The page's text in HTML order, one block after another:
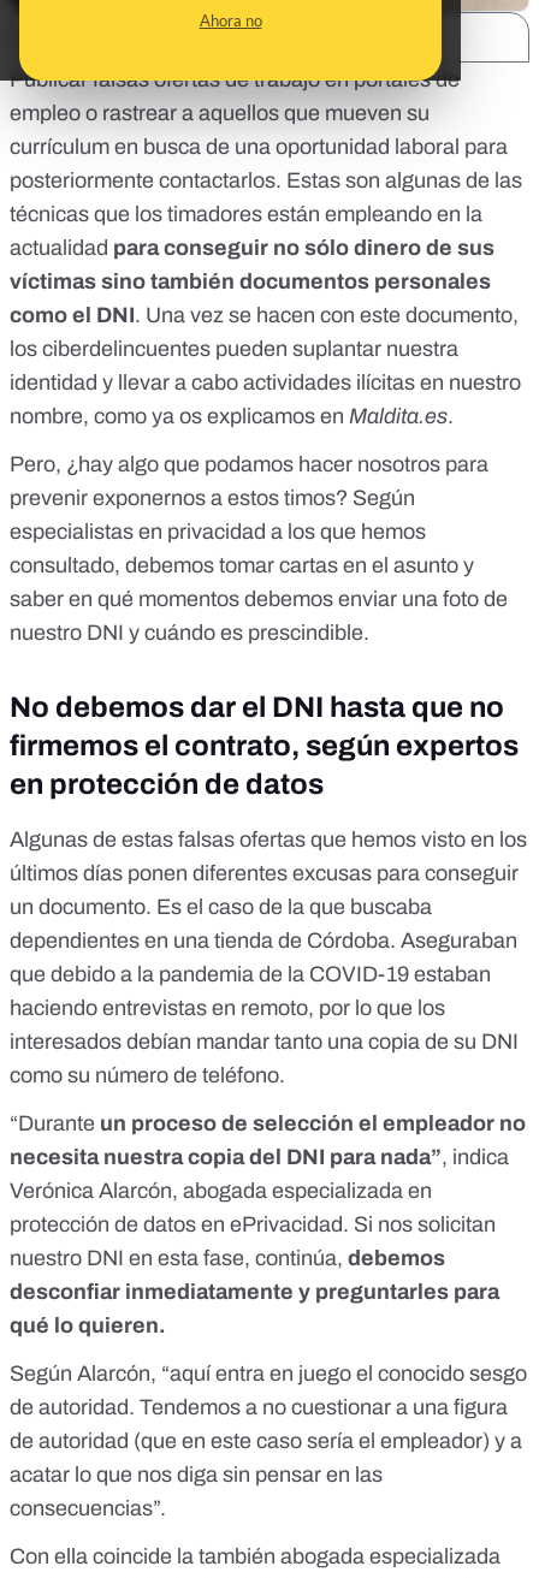
Ahora no
Publicarfalsas ofertas de trabajo en portales de
empleo o rastrear a aquellos que mueven su
currículum en busca de una oportunidad laboral para
posteriormente contactarlos. Estas son algunas de las
técnicas que los timadores están empleando en la
actualidad para conseguir no sólo dinero de sus
víctimas sino también documentos personales
como el DNI. Una vez se hacen con este documento,
los ciberdelincuentes pueden suplantar nuestra
identidad y llevar a cabo actividades ilícitas en nuestro
nombre, como ya os explicamos en Maldita.es.
Pero, ¿hay algo que podamos hacer nosotros para
prevenir exponernos a estos timos? Según
especialistas en privacidad a los que hemos
consultado, debemos tomar cartas en el asunto y
saber en qué momentos debemos enviar una foto de
nuestro DNI y cuándo es prescindible.
No debemos dar el DNI hasta que no
firmemos el contrato, según expertos
en protección de datos
Algunas de estas falsas ofertas que hemos visto en los
últimos días ponen diferentes excusas para conseguir
un documento. Es el caso de la que buscaba
dependientes en una tienda de Córdoba. Aseguraban
que debido a la pandemia de la COVID-19 estaban
haciendo entrevistas en remoto, por lo que los
interesados debían mandar tanto una copia de su DNI
como su número de teléfono.
“Durante un proceso de selección el empleador no
necesita nuestra copia del DNI para nada”, indica
Verónica Alarcón, abogada especializada en
protección de datos en ePrivacidad. Si nos solicitan
nuestro DNI en esta fase, continúa, debemos
desconfiar inmediatamente y preguntarles para
qué lo quieren.
Según Alarcón, “aquí entra en juego el conocido sesgo
de autoridad. Tendemos a no cuestionar a una figura
de autoridad (que en este caso sería el empleador) y a
acatar lo que nos diga sin pensar en las
consecuencias”.
Con ella coincide la también abogada especializada